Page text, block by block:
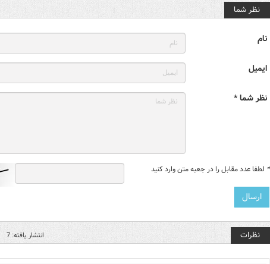
نظر شما
نام
ایمیل
نظر شما *
* لطفا عدد مقابل را در جعبه متن وارد کنید
نظرات انتشار یافته: 7